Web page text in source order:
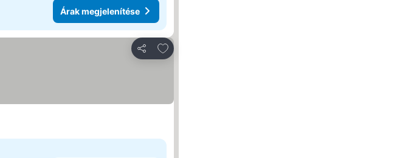
Árak megjelenítése
Megosztás
Hozzáadás a kedvencekhez